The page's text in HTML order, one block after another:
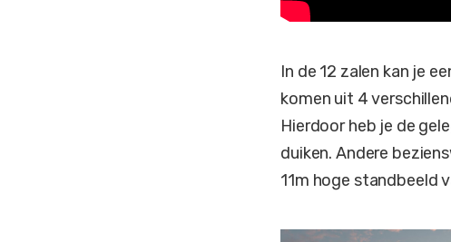
In de 12 zalen kan je
komen uit 4
Hierdoor heb je de
duiken. Andere
11m hoge standbeeld